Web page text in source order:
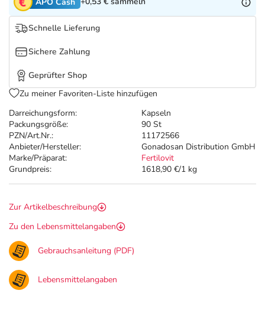
Tierapotheke
Vitamine & Mineralstoffe
Salus Deals
Darreichungsform:
Kapseln
Packungsgröße:
90 St
PZN/Art.Nr.:
11172566
Anbieter/Hersteller:
Gonadosan Distribution GmbH
Marke/Präparat:
Fertilovit
Grundpreis:
1618,90 €/1 kg
Schnelle Lieferung
Sichere Zahlung
Geprüfter Shop
Zu meiner Favoriten-Liste hinzufügen
Zur Artikelbeschreibung
Zu den Lebensmittelangaben
Gebrauchsanleitung (PDF)
Lebensmittelangaben